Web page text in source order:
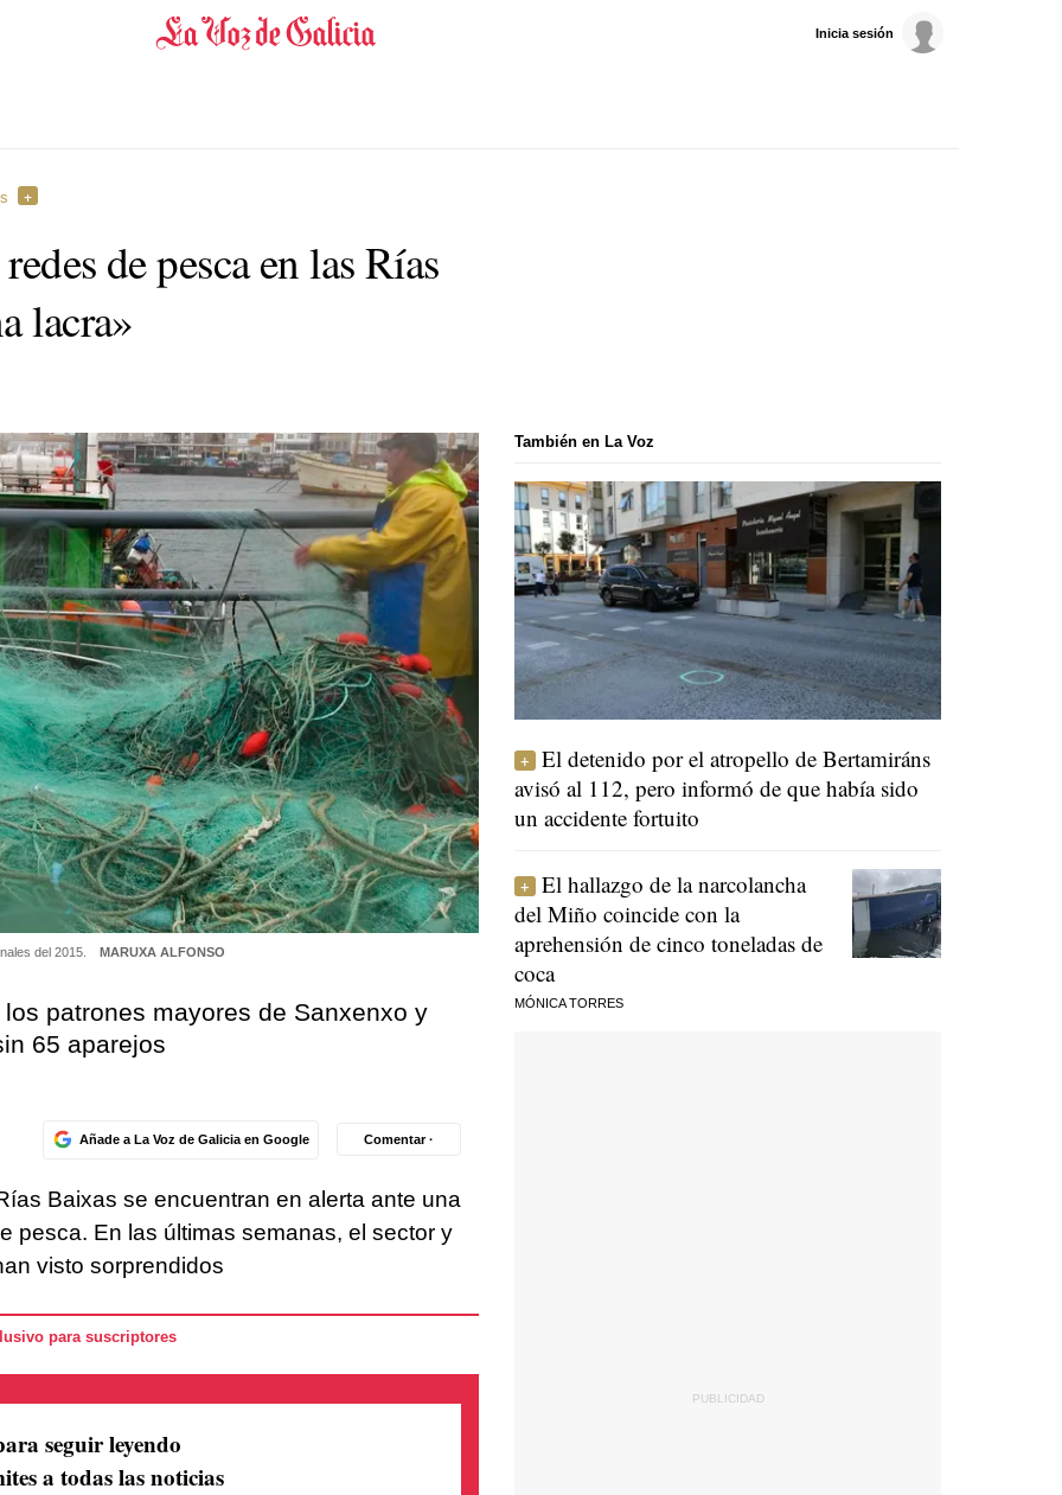
Inicia sesión
de pesca en las Rías
lacra»
del 2015. MARUXA ALFONSO
patrones mayores de Sanxenxo y
65 aparejos
Añade a La Voz de Galicia en Google Comentar ·
Baixas se encuentran en alerta ante una
pesca. En las últimas semanas, el sector y
visto sorprendidos
para suscriptores
seguir leyendo
a todas las noticias
También en La Voz
El detenido por el atropello de Bertamiráns
avisó al 112, pero informó de que había sido
un accidente fortuito
El hallazgo de la narcolancha
del Miño coincide con la
aprehensión de cinco toneladas de
coca
MÓNICA TORRES